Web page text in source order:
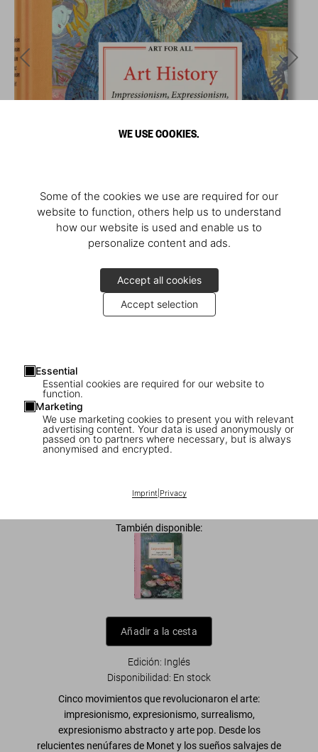
WE USE COOKIES.
Some of the cookies we use are required for our
website to function, others help us to understand
how our website is used and enable us to
personalize content and ads.
Accept all cookies
Accept selection
Essential
Essential cookies are required for our website to
function.
Marketing
We use marketing cookies to present you with relevant
advertising content. Your data is used anonymously or
passed on to partners where necessary, but is always
anonymised and encrypted.
Imprint| Privacy
1/ 16
US$ 40
También disponible:
Añadir a la cesta
Edición: Inglés
Disponibilidad: En stock
Cinco movimientos que revolucionaron el arte:
impresionismo, expresionismo, surrealismo,
expresionismo abstracto y arte pop. Desde los
relucientes nenúfares de Monet y los sueños salvajes de